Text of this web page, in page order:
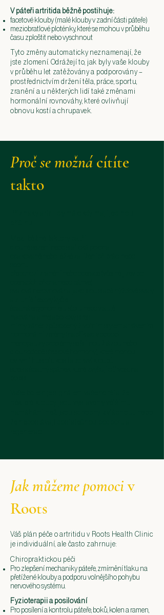
V páteři artritida běžně postihuje:
facetové klouby (malé klouby v zadní části páteře)
meziobratlové ploténky, které se mohou v průběhu
času zploštit nebo vyschnout
Tyto změny automaticky neznamenají, že
jste zlomení. Odrážejí to, jak byly vaše klouby
v průběhu let zatěžovány a podporovány –
prostřednictvím držení těla, práce, sportu,
zranění a u některých lidí také změnami
hormonální rovnováhy, které ovlivňují
obnovu kostí a chrupavek.
Proč se možná cítíte
takto
Jak můžeme pomociv
Roots
Váš plán péče o artritidu v Roots Health Clinic
je individuální, ale často zahrnuje:
Chiropraktickou péči
Pro zlepšení mechaniky páteře, zmírnění tlaku na
přetížené klouby a podporu volnějšího pohybu
nervového systému.
Fyzioterapii a posilování
Pro posílení a kontrolu páteře, boků, kolen a ramen,